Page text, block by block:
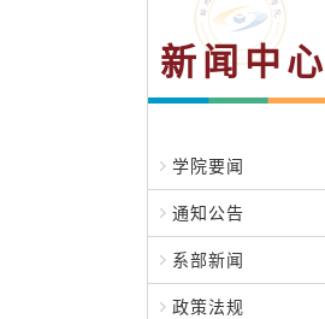
新闻中心
学院要闻
通知公告
系部新闻
政策法规